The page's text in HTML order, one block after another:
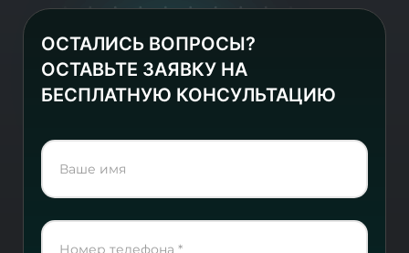
ОСТАЛИСЬ ВОПРОСЫ?
ОСТАВЬТЕ ЗАЯВКУ НА
БЕСПЛАТНУЮ КОНСУЛЬТАЦИЮ